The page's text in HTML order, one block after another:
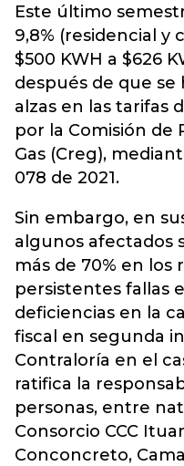
Este último
9,8% (residencial y
$500 KWH a $626
después de que se
alzas en las tarifas
por la Comisión de
Gas (Creg),
078 de 2021.
Sin embargo, en
algunos afectados
más de 70% en los
persistentes fallas
deficiencias en la
fiscal en segunda
Contraloría en el
ratifica la
personas, entre
Consorcio CCC
Conconcreto,